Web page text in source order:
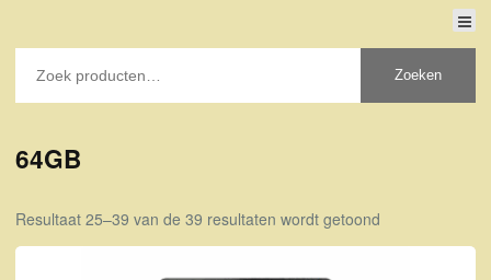
Zoeken
64GB
Resultaat 25–39 van de 39 resultaten wordt getoond